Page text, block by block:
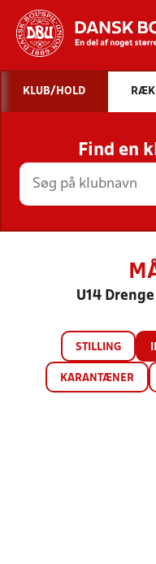
STILLINGER,
KLUB/HOLD
Find en
U14
STILLING
KARANTÆNER